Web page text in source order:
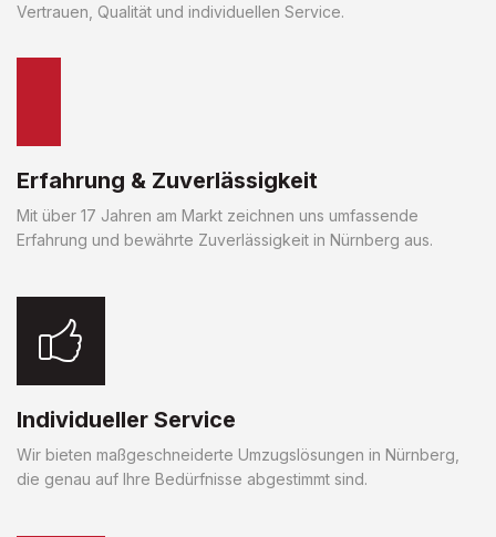
Vertrauen, Qualität und individuellen Service.
Erfahrung & Zuverlässigkeit
Mit über 17 Jahren am Markt zeichnen uns umfassende
Erfahrung und bewährte Zuverlässigkeit in Nürnberg aus.
Individueller Service
Wir bieten maßgeschneiderte Umzugslösungen in Nürnberg,
die genau auf Ihre Bedürfnisse abgestimmt sind.